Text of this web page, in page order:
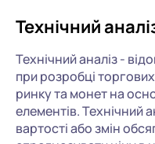
Технічний
Технічний аналіз -
при розробці
ринку та монет на
елементів. Технічний
вартості або змін